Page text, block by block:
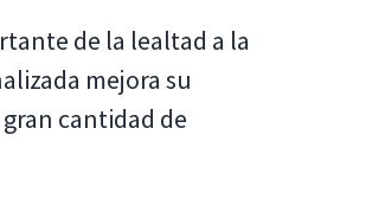
de la lealtad a la
mejora su
cantidad de